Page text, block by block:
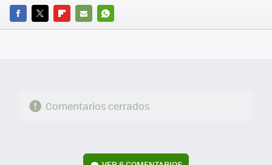
FACEBOOK
TWITTERFLIPBOARD
E-
WHATSAPP
Comentarios cerrados